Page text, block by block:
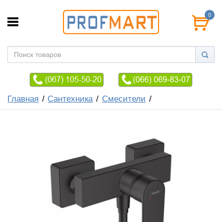
0
Главная Сантехника Смесители